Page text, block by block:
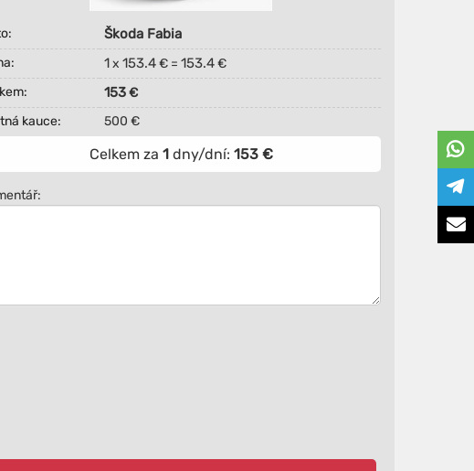
Škoda Fabia
1x 153.4€ = 153.4€
153€
kauce:
500 €
Celkem za 1dny/dní: 153€